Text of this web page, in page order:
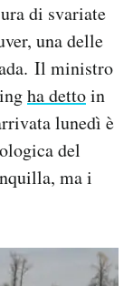
di svariate
una delle
Il ministro
ha dettoin
lunedì è
del
ma i